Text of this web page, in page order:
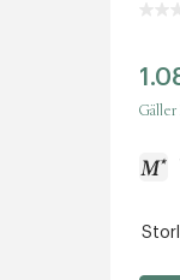
Gäller
a